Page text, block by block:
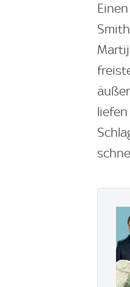
liefen